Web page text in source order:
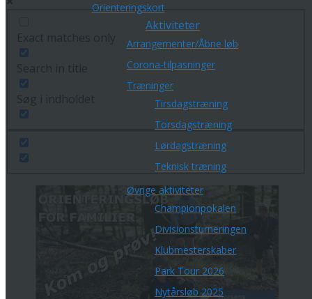
Orienteringskort
Aktiviteter
Arrangementer/Åbne løb
Corona-tilpasninger
Træninger
Tirsdagstræning
Torsdagstræning
Lørdagstræning
Teknisk træning
Øvrige aktiviteter
Championpokalen
Divisionsturneringen
Klubmesterskaber
Park Tour 2026
Nytårsløb 2025